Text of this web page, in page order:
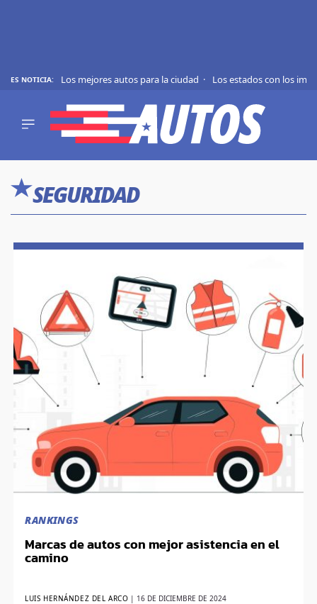
contenido
ES NOTICIA: Los mejores autos para la ciudad Los estados con los
SHOWS
ACTUALIDAD
CURIOSIDADES
SEGURIDAD
RANKINGS
Marcas de autos con mejor asistencia en el
camino
LUIS HERNÁNDEZ DEL ARCO 16 DE DICIEMBRE DE 2024